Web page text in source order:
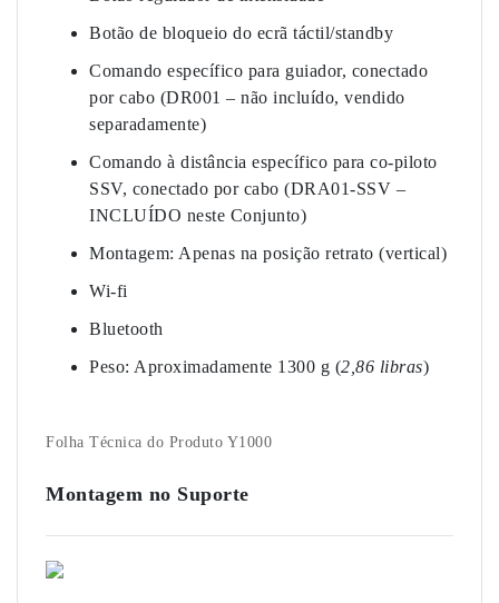
Botão de bloqueio do ecrã táctil/standby
Comando específico para guiador, conectado
por cabo (DR001 – não incluído, vendido
separadamente)
Comando à distância específico para co-piloto
SSV, conectado por cabo (DRA01-SSV –
INCLUÍDO neste Conjunto)
Montagem: Apenas na posição retrato (vertical)
Wi-fi
Bluetooth
Peso: Aproximadamente 1300 g (2,86 libras)
Folha Técnica do Produto Y1000
Montagem no Suporte